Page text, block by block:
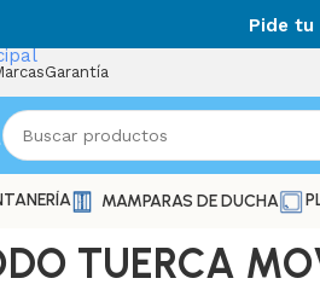
Pide tu
Garantía
MAMPARAS DE DUCHA
TUERCA